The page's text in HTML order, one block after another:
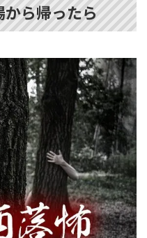
から帰ったら